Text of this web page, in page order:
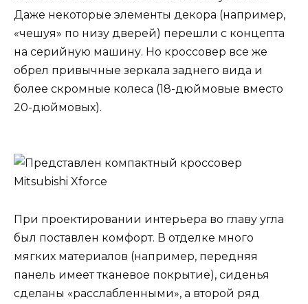
Даже некоторые элементы декора (например,
«чешуя» по низу дверей) перешли с концепта
на серийную машину. Но кроссовер все же
обрел привычные зеркала заднего вида и
более скромные колеса (18-дюймовые вместо
20-дюймовых).
При проектировании интерьера во главу угла
был поставлен комфорт. В отделке много
мягких материалов (например, передняя
панель имеет тканевое покрытие), сиденья
сделаны «расслабленными», а второй ряд